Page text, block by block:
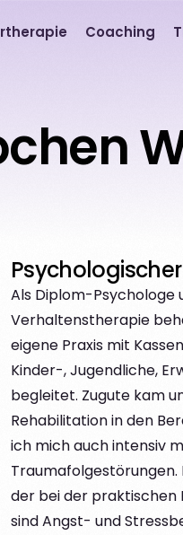
Coaching
Als Diplom-
Verhaltenstherapie
eigene Praxis mit
Kinder-, Jugendliche,
begleitet. Zugute kam
Rehabilitation in den
ich mich auch intensiv
Traumafolgestörungen.
der bei der praktischen
sind Angst- und